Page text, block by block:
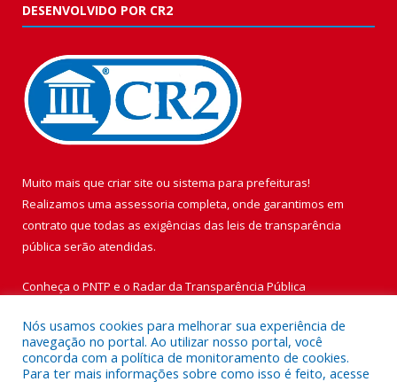
DESENVOLVIDO POR CR2
Muito mais que criar site ou sistema para prefeituras!
Realizamos uma assessoria completa, onde garantimos em
contrato que todas as exigências das leis de transparência
pública serão atendidas.
Conheça o PNTP e o Radar da Transparência Pública
Nós usamos cookies para melhorar sua experiência de
navegação no portal. Ao utilizar nosso portal, você
concorda com a política de monitoramento de cookies.
Para ter mais informações sobre como isso é feito, acesse